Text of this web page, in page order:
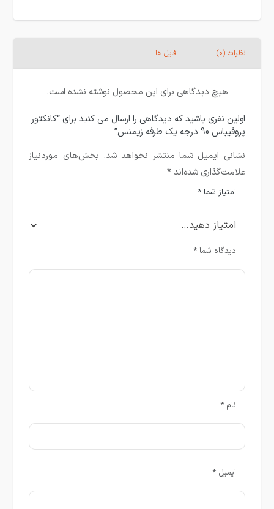
نظرات (0) فایل ها
هیچ دیدگاهی برای این محصول نوشته نشده است.
اولین نفری باشید که دیدگاهی را ارسال می کنید برای “کانکتور
پروفیباس 90 درجه یک طرفه زیمنس”
نشانی ایمیل شما منتشر نخواهد شد. بخش‌های موردنیاز
علامت‌گذاری شده‌اند*
امتیاز شما*
دیدگاه شما*
نام*
ایمیل*